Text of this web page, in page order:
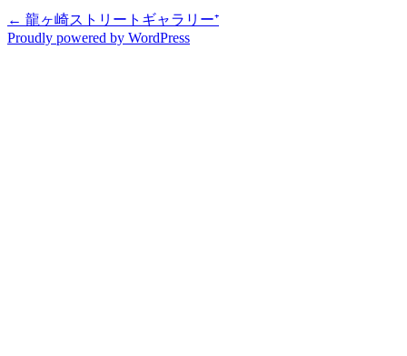
← 龍ヶ崎ストリートギャラリー⁺
Proudly powered by WordPress